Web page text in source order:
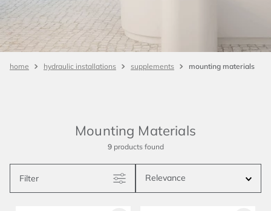
hydraulic installations supplements mounting materials
Mounting Materials
9 products
Filter Relevance